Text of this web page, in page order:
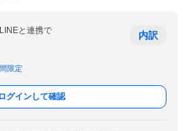
と連携で
限定
内訳
ログインして確認